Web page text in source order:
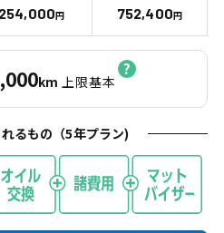
円 752,400円
km 上限基本
るもの（5年プラン)